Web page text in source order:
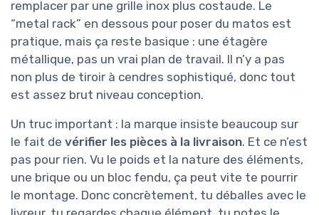
remplacer par une grille inox plus costaude. Le
“metal rack” en dessous pour poser du matos est
pratique, mais ça reste basique : une étagère
métallique, pas un vrai plan de travail. Il n’y a pas
non plus de tiroir à cendres sophistiqué, donc tout
est assez brut niveau conception.
Un truc important : la marque insiste beaucoup sur
le fait de vérifier les pièces à la livraison. Et ce n’est
pas pour rien. Vu le poids et la nature des éléments,
une brique ou un bloc fendu, ça peut vite te pourrir
le montage. Donc concrètement, tu déballes avec le